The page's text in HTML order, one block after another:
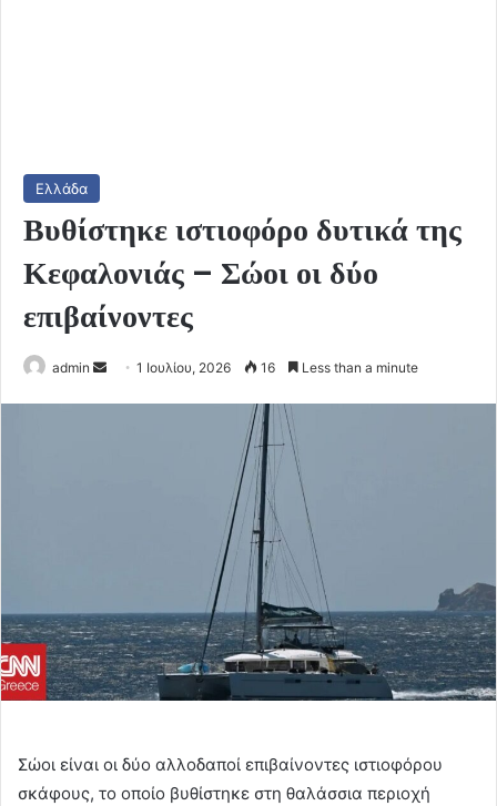
Ελλάδα
Βυθίστηκε ιστιοφόρο δυτικά της
Κεφαλονιάς – Σώοι οι δύο
επιβαίνοντες
admin
Send1 Ιουλίου, 2026 16 Less than a minute
Σώοι είναι οι δύο αλλοδαποί επιβαίνοντες ιστιοφόρου
σκάφους, το οποίο βυθίστηκε στη θαλάσσια περιοχή